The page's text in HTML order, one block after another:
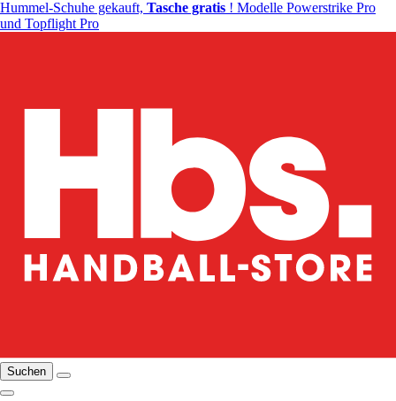
Hummel-Schuhe gekauft, Tasche gratis ! Modelle Powerstrike Pro
und Topflight Pro
Suchen